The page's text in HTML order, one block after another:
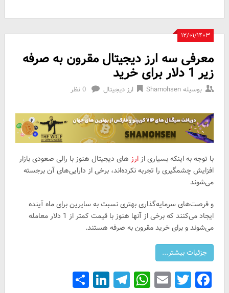
۱۲/۰۱/۱۴۰۳
معرفی سه ارز دیجیتال مقرون به صرفه
زیر 1 دلار برای خرید
بوسیلهShamohsen ارز دیجیتال 0 نظر
با توجه به اینکه بسیاری از ارز های دیجیتال هنوز با رالی صعودی بازار
افزایش چشمگیری را تجربه نکرده‌اند، برخی از دارایی‌های آن برجسته
می‌شوند
و فرصت‌های سرمایه‌گذاری بهتری نسبت به سایرین برای ماه آینده
ایجاد می‌کنند که برخی از آنها هنوز با قیمت کمتر از 1 دلار معامله
می‌شوند و برای خرید مقرون به صرفه هستند.
Facebook
Twitter
Email
WhatsApp
Telegram
LinkedIn
Share